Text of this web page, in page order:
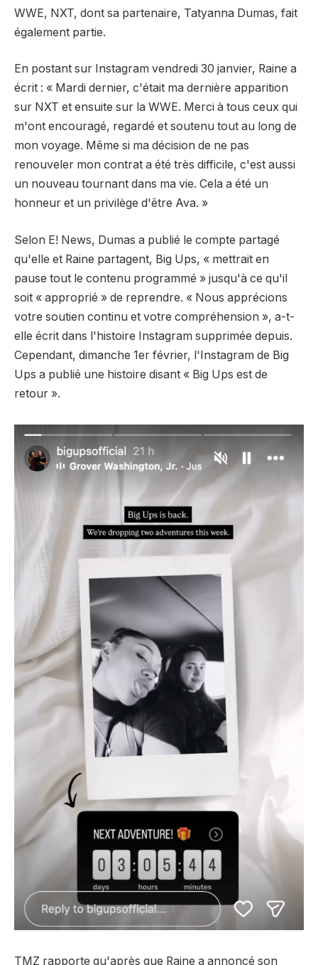
WWE, NXT, dont sa partenaire, Tatyanna Dumas, fait
également partie.
En postant sur Instagram vendredi 30 janvier, Raine a
écrit : « Mardi dernier, c'était ma dernière apparition
sur NXT et ensuite sur la WWE. Merci à tous ceux qui
m'ont encouragé, regardé et soutenu tout au long de
mon voyage. Même si ma décision de ne pas
renouveler mon contrat a été très difficile, c'est aussi
un nouveau tournant dans ma vie. Cela a été un
honneur et un privilège d'être Ava. »
Selon E! News, Dumas a publié le compte partagé
qu'elle et Raine partagent, Big Ups, « mettrait en
pause tout le contenu programmé » jusqu'à ce qu'il
soit « approprié » de reprendre. « Nous apprécions
votre soutien continu et votre compréhension », a-t-
elle écrit dans l'histoire Instagram supprimée depuis.
Cependant, dimanche 1er février, l'Instagram de Big
Ups a publié une histoire disant « Big Ups est de
retour ».
TMZ rapporte qu'après que Raine a annoncé son